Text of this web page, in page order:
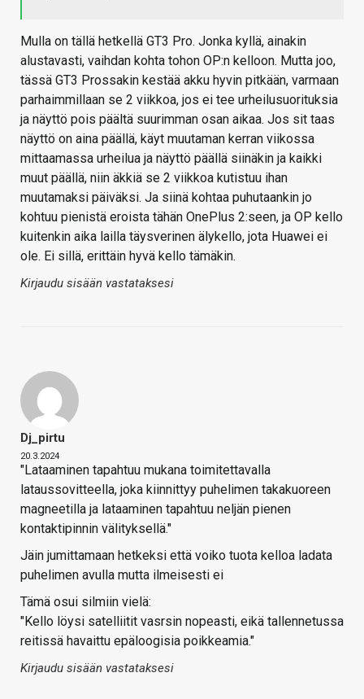
Mulla on tällä hetkellä GT3 Pro. Jonka kyllä, ainakin
alustavasti, vaihdan kohta tohon OP:n kelloon. Mutta joo,
tässä GT3 Prossakin kestää akku hyvin pitkään, varmaan
parhaimmillaan se 2 viikkoa, jos ei tee urheilusuorituksia
ja näyttö pois päältä suurimman osan aikaa. Jos sit taas
näyttö on aina päällä, käyt muutaman kerran viikossa
mittaamassa urheilua ja näyttö päällä siinäkin ja kaikki
muut päällä, niin äkkiä se 2 viikkoa kutistuu ihan
muutamaksi päiväksi. Ja siinä kohtaa puhutaankin jo
kohtuu pienistä eroista tähän OnePlus 2:seen, ja OP kello
kuitenkin aika lailla täysverinen älykello, jota Huawei ei
ole. Ei sillä, erittäin hyvä kello tämäkin.
Kirjaudu sisään vastataksesi
Dj_pirtu
20.3.2024
"Lataaminen tapahtuu mukana toimitettavalla
lataussovitteella, joka kiinnittyy puhelimen takakuoreen
magneetilla ja lataaminen tapahtuu neljän pienen
kontaktipinnin välityksellä."
Jäin jumittamaan hetkeksi että voiko tuota kelloa ladata
puhelimen avulla mutta ilmeisesti ei
Tämä osui silmiin vielä:
"Kello löysi satelliitit vasrsin nopeasti, eikä tallennetussa
reitissä havaittu epäloogisia poikkeamia."
Kirjaudu sisään vastataksesi